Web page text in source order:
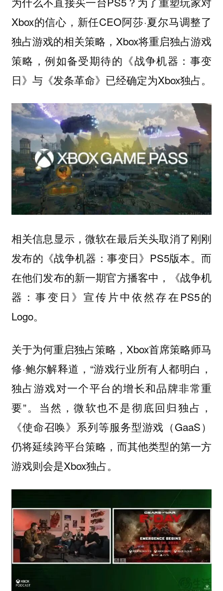
Xbox的信心，新任CEO阿莎·夏尔马调整了
独占游戏的相关策略，Xbox将重启独占游戏
策略，例如备受期待的《战争机器：事变
日》与《发条革命》已经确定为Xbox独占。
相关信息显示，微软在最后关头取消了刚刚
发布的《战争机器：事变日》PS5版本。而
在他们发布的新一期官方播客中，《战争机
器：事变日》宣传片中依然存在PS5的
Logo。
关于为何重启独占策略，Xbox首席策略师马
修·鲍尔解释道，“游戏行业所有人都明白，
独占游戏对一个平台的增长和品牌非常重
要”。当然，微软也不是彻底回归独占，
《使命召唤》系列等服务型游戏（GaaS）
仍将延续跨平台策略，而其他类型的第一方
游戏则会是Xbox独占。